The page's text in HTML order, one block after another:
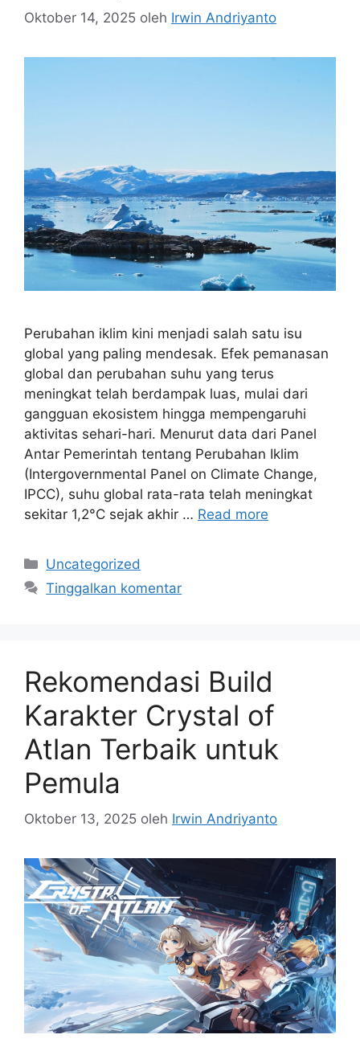
Oktober 14, 2025 oleh Irwin Andriyanto
Perubahan iklim kini menjadi salah satu isu
global yang paling mendesak. Efek pemanasan
global dan perubahan suhu yang terus
meningkat telah berdampak luas, mulai dari
gangguan ekosistem hingga mempengaruhi
aktivitas sehari-hari. Menurut data dari Panel
Antar Pemerintah tentang Perubahan Iklim
(Intergovernmental Panel on Climate Change,
IPCC), suhu global rata-rata telah meningkat
sekitar 1,2°C sejak akhir … Read more
Kategori
Uncategorized
Tinggalkan komentar
Rekomendasi Build
Karakter Crystal of
Atlan Terbaik untuk
Pemula
Oktober 13, 2025 oleh Irwin Andriyanto